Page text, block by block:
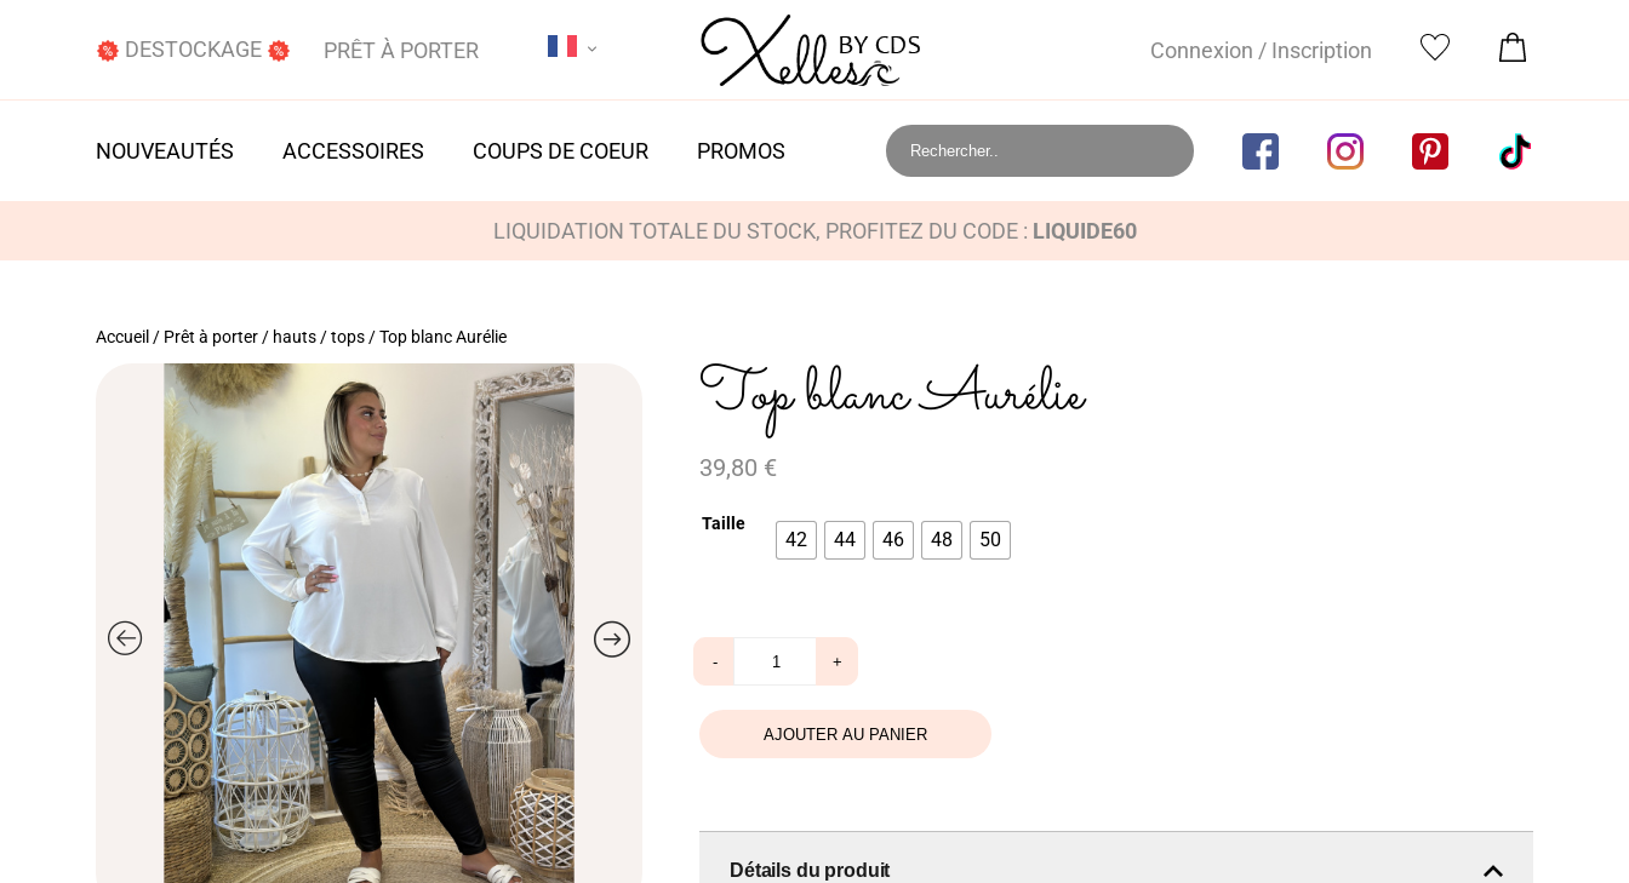
DESTOCKAGE PRÊT À PORTER Connexion / Inscription
NOUVEAUTÉS ACCESSOIRES COUPS DE COEUR PROMOS
LIQUIDATION TOTALE DU STOCK, PROFITEZ DU CODE : LIQUIDE60
Accueil / Prêt à porter / hauts / tops / Top blanc Aurélie
Top blanc Aurélie
39,80 €
Taille
42 44 46 48 50
de
Top
blanc
Aurélie
- +
AJOUTER AU PANIER
Détails du produit